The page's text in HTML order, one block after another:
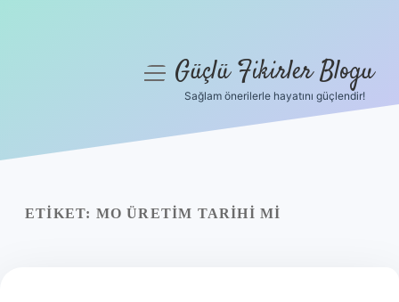
Yasal Uyarı
menüyüGüçlü Fikirler Blogu
Sağlam önerilerle hayatını güçlendir!
ETIKET: MO ÜRETIM TARIHI MI